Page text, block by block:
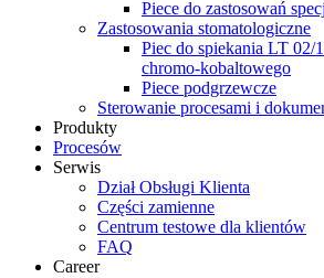
Piece do zastosowań
Zastosowania stomatologiczne
Piec do spiekania LT 02/
chromo-kobaltowego
Piece podgrzewcze
Sterowanie procesami i
Produkty
Procesów
Serwis
Dział Obsługi Klienta
Części zamienne
Centrum testowe dla klientów
FAQ
Career